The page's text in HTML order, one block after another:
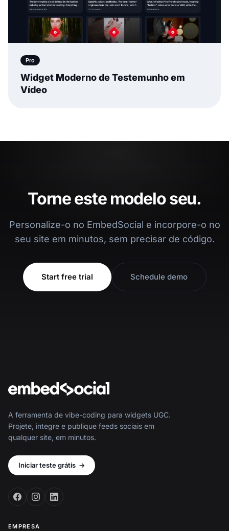
Pro
Widget Moderno de Testemunho em
Vídeo
Torne este modelo seu.
Personalize-o no EmbedSocial e incorpore-o no
seu site em minutos, sem precisar de código.
Start free trial Schedule demo
A ferramenta de vibe-coding para widgets UGC.
Projete, integre e publique feeds sociais em
qualquer site, em minutos.
Iniciar teste grátis →
EMPRESA